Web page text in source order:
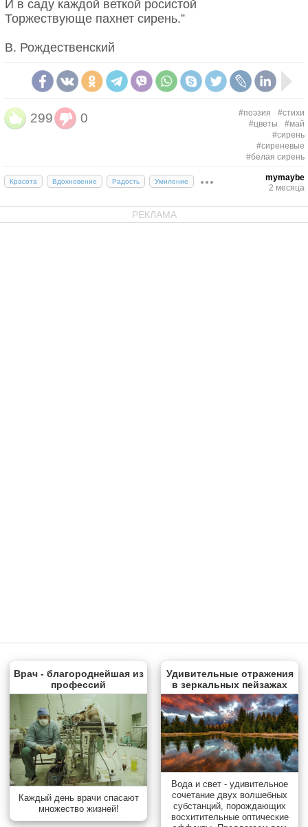
И в саду каждой веткой росистой
Торжествующе пахнет сирень.”
В. Рождественский
299 0 #поэзия
#стихи
#цветы
#май
#сирень
#сиреневые
#белая сирень
Красота Вдохновение Радость Умиление
mymaybe
2 месяца
РЕКЛАМА
Врач - благороднейшая из
профессий
Каждый день врачи спасают
множество жизней!
Удивительные отражения
в зеркальных пейзажах
Вода и свет - удивительное
сочетание двух волшебных
субстанций, порождающих
восхитительные оптические